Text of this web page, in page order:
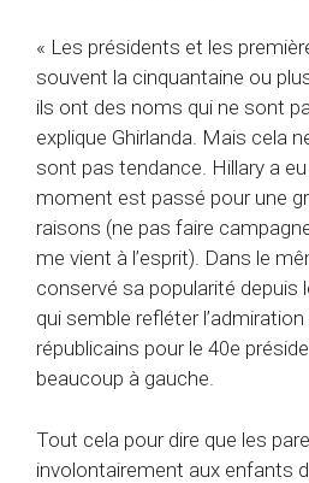
« Les présidents et les
souvent la cinquantaine ou
ils ont des noms qui ne sont
explique Ghirlanda. Mais cela
sont pas tendance. Hillary a
moment est passé pour une
raisons (ne pas faire
me vient à l’esprit). Dans le
conservé sa popularité depuis
qui semble refléter
républicains pour le 40e
beaucoup à gauche.
Tout cela pour dire que les
involontairement aux enfants